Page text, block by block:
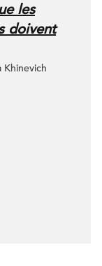
les
doivent
Khinevich